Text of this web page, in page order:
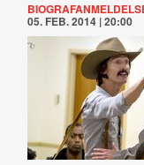
05. FEB. 2014 | 20:00